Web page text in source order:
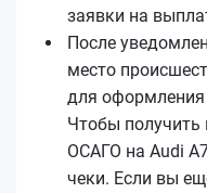
заявки на
После
место
для
Чтобы получить
ОСАГО на Audi
чеки. Если вы